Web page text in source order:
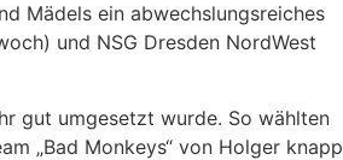
Mädels ein abwechslungsreiches
und NSG Dresden NordWest
gut umgesetzt wurde. So wählten
„Bad Monkeys“ von Holger knapp